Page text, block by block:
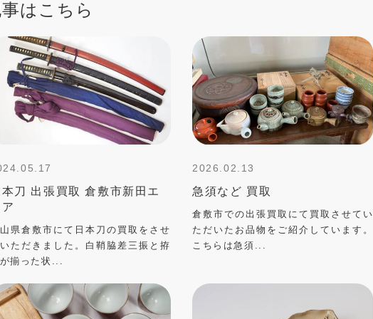
はこちら
本刀 出張買取 倉敷市新田エ
ア
県倉敷市にて日本刀の買取をさせ
ただきました。白鞘脇差三振と拵
揃った状...
2026.02.13
急須など 買取
倉敷市での出張買取にて買取させてい
ただいたお品物をご紹介しています。
こちらは急須...